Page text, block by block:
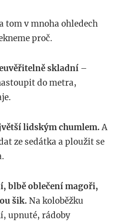
tom v mnoha ohledech
proč.
skladní –
do metra,
lidským chumlem.A
ze sedátka a ploužit se
blbě oblečení magoři,
šik. Na koloběžku
upnuté, rádoby